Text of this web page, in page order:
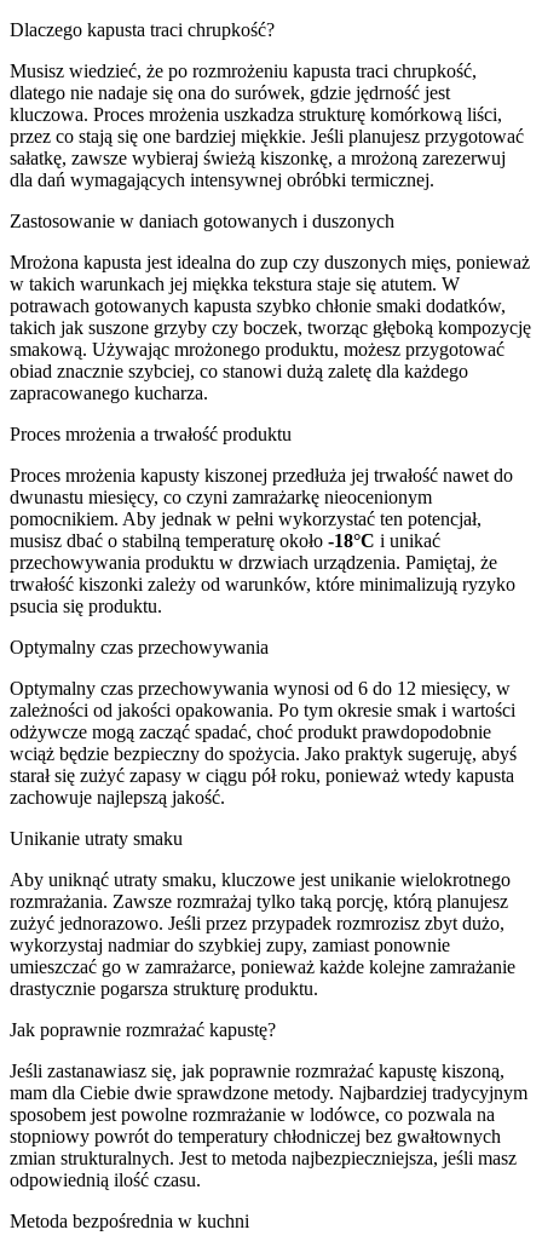
Dlaczego kapusta traci chrupkość?
Musisz wiedzieć, że po rozmrożeniu kapusta traci chrupkość,
dlatego nie nadaje się ona do surówek, gdzie jędrność jest
kluczowa. Proces mrożenia uszkadza strukturę komórkową liści,
przez co stają się one bardziej miękkie. Jeśli planujesz przygotować
sałatkę, zawsze wybieraj świeżą kiszonkę, a mrożoną zarezerwuj
dla dań wymagających intensywnej obróbki termicznej.
Zastosowanie w daniach gotowanych i duszonych
Mrożona kapusta jest idealna do zup czy duszonych mięs, ponieważ
w takich warunkach jej miękka tekstura staje się atutem. W
potrawach gotowanych kapusta szybko chłonie smaki dodatków,
takich jak suszone grzyby czy boczek, tworząc głęboką kompozycję
smakową. Używając mrożonego produktu, możesz przygotować
obiad znacznie szybciej, co stanowi dużą zaletę dla każdego
zapracowanego kucharza.
Proces mrożenia a trwałość produktu
Proces mrożenia kapusty kiszonej przedłuża jej trwałość nawet do
dwunastu miesięcy, co czyni zamrażarkę nieocenionym
pomocnikiem. Aby jednak w pełni wykorzystać ten potencjał,
musisz dbać o stabilną temperaturę około -18°C i unikać
przechowywania produktu w drzwiach urządzenia. Pamiętaj, że
trwałość kiszonki zależy od warunków, które minimalizują ryzyko
psucia się produktu.
Optymalny czas przechowywania
Optymalny czas przechowywania wynosi od 6 do 12 miesięcy, w
zależności od jakości opakowania. Po tym okresie smak i wartości
odżywcze mogą zacząć spadać, choć produkt prawdopodobnie
wciąż będzie bezpieczny do spożycia. Jako praktyk sugeruję, abyś
starał się zużyć zapasy w ciągu pół roku, ponieważ wtedy kapusta
zachowuje najlepszą jakość.
Unikanie utraty smaku
Aby uniknąć utraty smaku, kluczowe jest unikanie wielokrotnego
rozmrażania. Zawsze rozmrażaj tylko taką porcję, którą planujesz
zużyć jednorazowo. Jeśli przez przypadek rozmrozisz zbyt dużo,
wykorzystaj nadmiar do szybkiej zupy, zamiast ponownie
umieszczać go w zamrażarce, ponieważ każde kolejne zamrażanie
drastycznie pogarsza strukturę produktu.
Jak poprawnie rozmrażać kapustę?
Jeśli zastanawiasz się, jak poprawnie rozmrażać kapustę kiszoną,
mam dla Ciebie dwie sprawdzone metody. Najbardziej tradycyjnym
sposobem jest powolne rozmrażanie w lodówce, co pozwala na
stopniowy powrót do temperatury chłodniczej bez gwałtownych
zmian strukturalnych. Jest to metoda najbezpieczniejsza, jeśli masz
odpowiednią ilość czasu.
Metoda bezpośrednia w kuchni